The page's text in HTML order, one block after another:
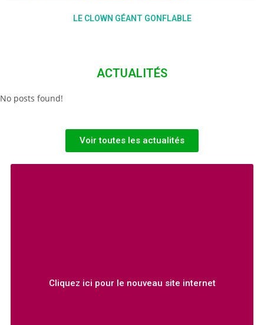
LE CLOWN GÉANT GONFLABLE
ACTUALITÉS
No posts found!
Voir toutes les actualités
Cliquez ici pour le nouveau site internet